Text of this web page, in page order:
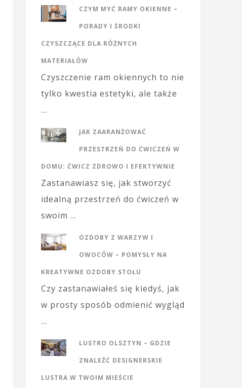
CZYM MYĆ RAMY OKIENNE –
PORADY I ŚRODKI
CZYSZCZĄCE DLA RÓŻNYCH
MATERIAŁÓW
Czyszczenie ram okiennych to nie
tylko kwestia estetyki, ale także
…
JAK ZAARANŻOWAĆ
PRZESTRZEŃ DO ĆWICZEŃ W
DOMU: ĆWICZ ZDROWO I EFEKTYWNIE
Zastanawiasz się, jak stworzyć
idealną przestrzeń do ćwiczeń w
swoim …
OZDOBY Z WARZYW I
OWOCÓW – POMYSŁY NA
KREATYWNE OZDOBY STOŁU
Czy zastanawiałeś się kiedyś, jak
w prosty sposób odmienić wygląd
…
LUSTRO OLSZTYN – GDZIE
ZNALEŹĆ DESIGNERSKIE
LUSTRA W TWOIM MIEŚCIE